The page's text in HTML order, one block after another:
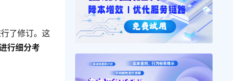
了修订。这
行细分考